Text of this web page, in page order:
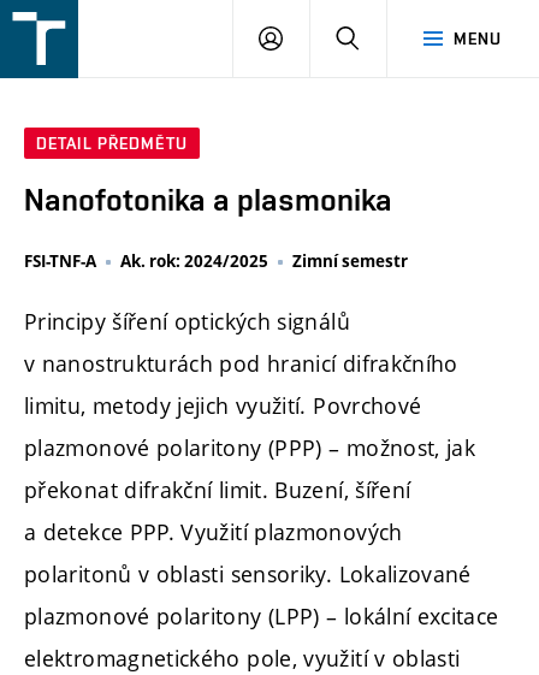
v
MENU
PŘIHLÁŠENÍ
DETAIL PŘEDMĚTU
Nanofotonika a plasmonika
FSI-TNF-A Ak. rok: 2024/2025 Zimní semestr
Principy šíření optických signálů
v nanostrukturách pod hranicí difrakčního
limitu, metody jejich využití. Povrchové
plazmonové polaritony (PPP) – možnost, jak
překonat difrakční limit. Buzení, šíření
a detekce PPP. Využití plazmonových
polaritonů v oblasti sensoriky. Lokalizované
plazmonové polaritony (LPP) – lokální excitace
elektromagnetického pole, využití v oblasti